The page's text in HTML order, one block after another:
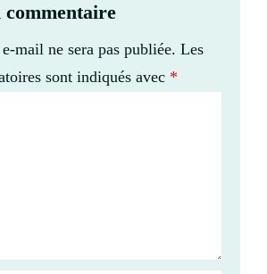
mail ne sera pas publiée. Les
sont indiqués avec *